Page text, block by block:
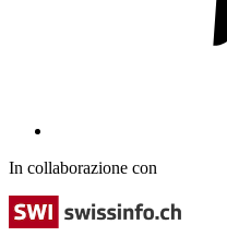
In collaborazione con